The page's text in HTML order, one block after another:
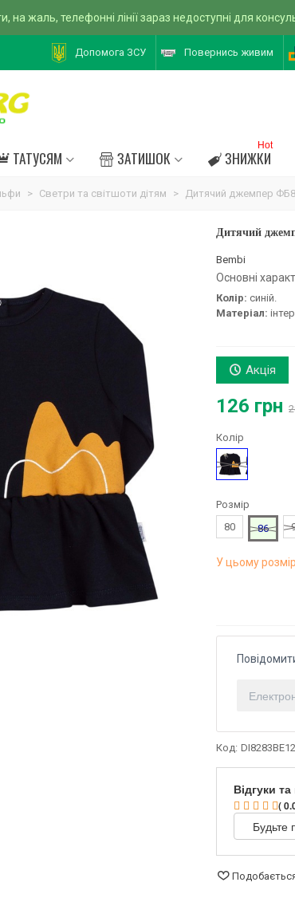
на жаль, телефонні лінії зараз недоступні для
Допомога ЗСУ Повернись живим
ТАТУСЯМ ЗАТИШОК ЗНИЖКИ
Hot
> Светри та світшоти дітям > Дитячий джемпер
Дитячий
Bembi
Основні
Колір: синій.
Матеріал:
Акція
126 грн
Колір
Синій
Розмір
80
86
У цьому
Код:
Відгуки
(
Будьте